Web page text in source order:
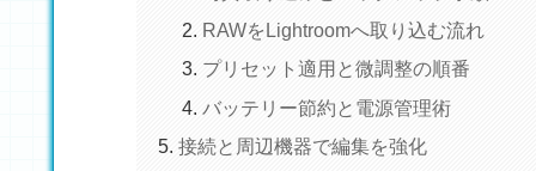
RAWをLightroomへ取り込む流れ
プリセット適用と微調整の順番
バッテリー節約と電源管理術
接続と周辺機器で編集を強化